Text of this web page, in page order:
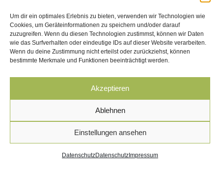
Um dir ein optimales Erlebnis zu bieten, verwenden wir Technologien wie
Cookies, um Geräteinformationen zu speichern und/oder darauf
zuzugreifen. Wenn du diesen Technologien zustimmst, können wir Daten
wie das Surfverhalten oder eindeutige IDs auf dieser Website verarbeiten.
Wenn du deine Zustimmung nicht erteilst oder zurückziehst, können
bestimmte Merkmale und Funktionen beeinträchtigt werden.
Akzeptieren
Ablehnen
Einstellungen ansehen
DatenschutzDatenschutz Impressum
© Besser Leben - Linz
Impressum|Datenschutz